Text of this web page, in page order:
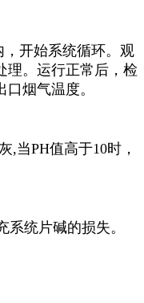
开始系统循环。观
理。运行正常后，检
烟气温度。
,当PH值高于10时，
统片碱的损失。